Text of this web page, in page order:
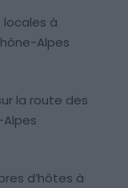
locales à
Alpes
la route des
d’hôtes à